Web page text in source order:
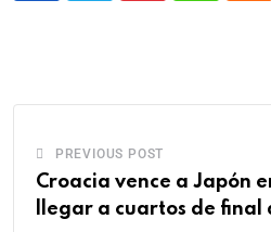
PREVIOUS POST
Croacia vence a Japón
llegar a cuartos de